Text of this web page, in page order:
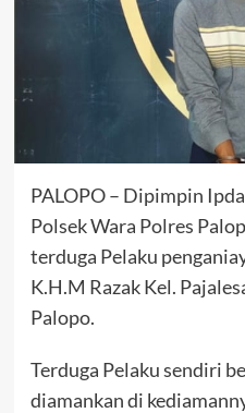
PALOPO – Dipimpin
Polsek Wara Polres
terduga Pelaku
K.H.M Razak Kel.
Palopo.
Terduga Pelaku sendiri
diamankan di